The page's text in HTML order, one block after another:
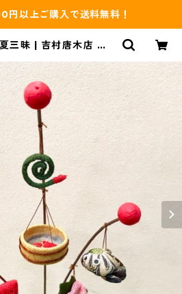
円以上ご購入で送料無料！
三昧 | 吉村唐木店 WE